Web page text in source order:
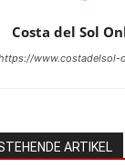
Costa del Sol
www.costadelsol-
ARTIKEL